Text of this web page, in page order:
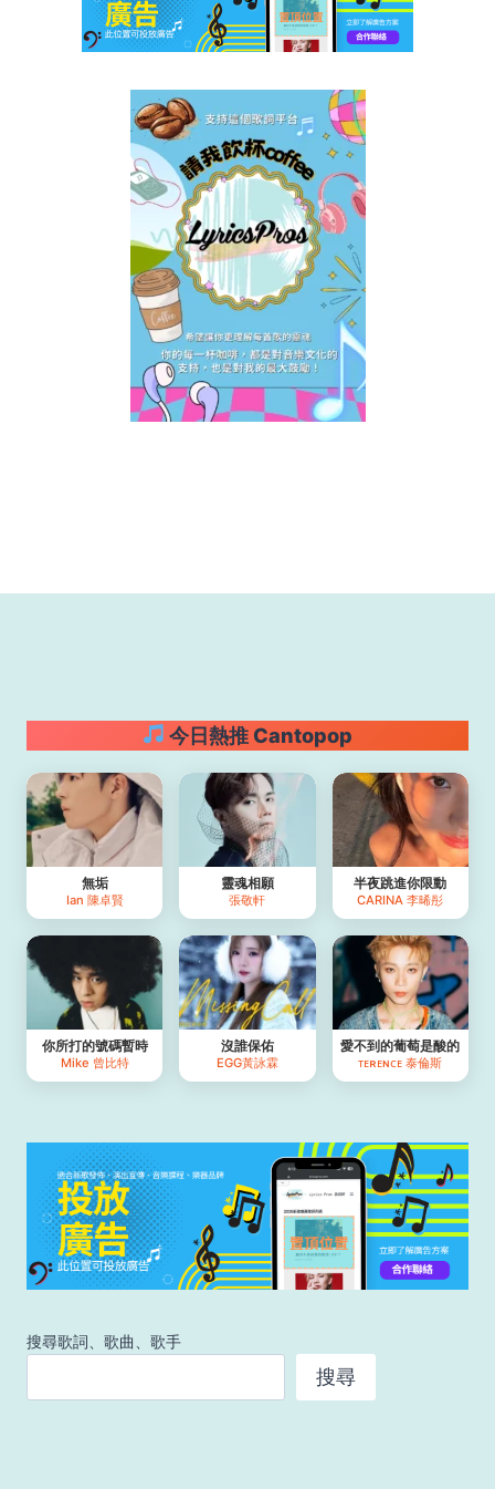
今日熱推 Cantopop
無垢
Ian 陳卓賢
靈魂相願
張敬軒
半夜跳進你限動
CARINA 李晞彤
你所打的號碼暫時
Mike 曾比特
沒誰保佑
EGG黃詠霖
愛不到的葡萄是酸的
ᴛᴇʀᴇɴᴄᴇ 泰倫斯
搜尋歌詞、歌曲、歌手
搜尋